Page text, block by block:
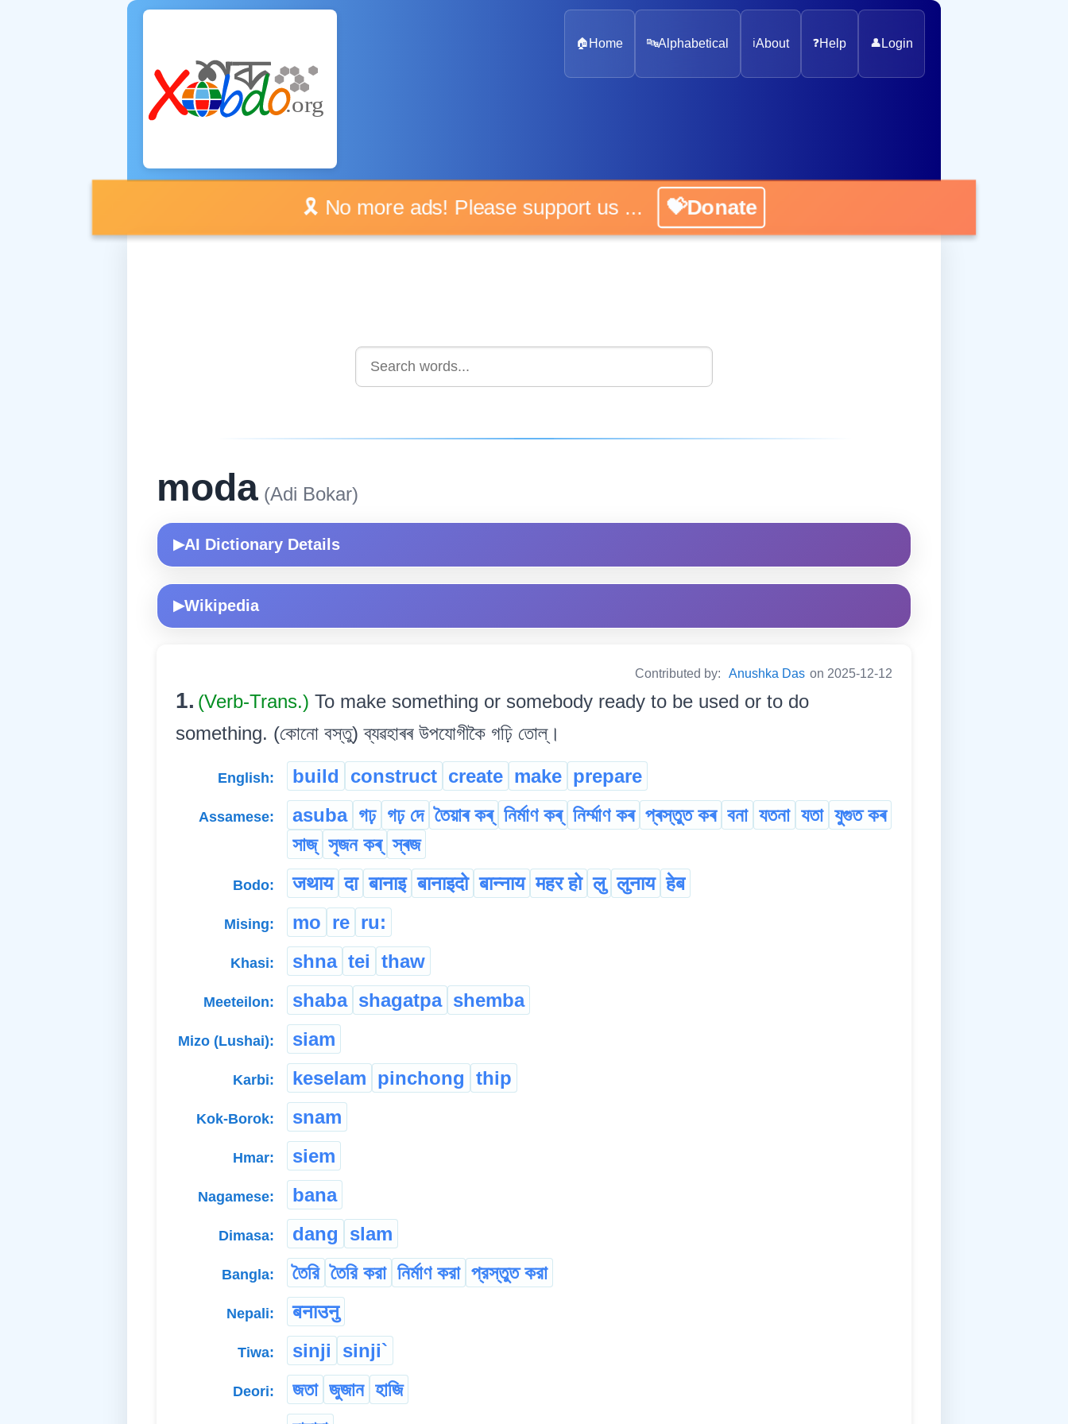
🏠 Home 🔤Alphabetical ℹ️About ❓Help 👤 Login
🎗️ No more ads! Please support us ... 💝Donate
moda (Adi Bokar)
▶AI Dictionary Details
▶Wikipedia
Contributed by: Anushka Das on 2025-12-12
1. (Verb-Trans.) To make something or somebody ready to be used or to do
something. (কোনো বস্তু) ব্যৱহাৰৰ উপযোগীকৈ গঢ়ি তোল্।
English: build construct create make prepare
Assamese: asuba গঢ় গঢ় দে তৈয়াৰ কৰ্ নিৰ্মাণ কৰ্ নিৰ্ম্মাণ কৰ প্ৰস্তুত কৰ বনা যতনা যতা যুগুত কৰ
সাজ্ সৃজন কৰ্ স্ৰজ
Bodo: जथाय दा बानाइ बानाइदो बान्नाय महर हो लु लुनाय हेब
Mising: mo re ru:
Khasi: shna tei thaw
Meeteilon: shaba shagatpa shemba
Mizo (Lushai): siam
Karbi: keselam pinchong thip
Kok-Borok: snam
Hmar: siem
Nagamese: bana
Dimasa: dang slam
Bangla: তৈরি তৈরি করা নির্মাণ করা প্রস্তুত করা
Nepali: बनाउनु
Tiwa: sinji sinji`
Deori: জতা জুজান হাজি